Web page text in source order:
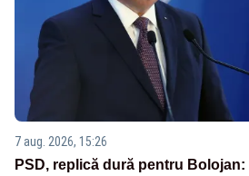
7 aug. 2026, 15:26
PSD, replică dură pentru